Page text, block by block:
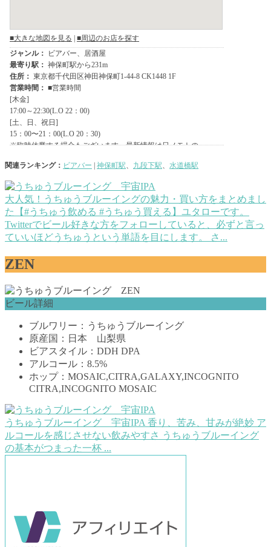
関連ランキング： ビアバー 神保町駅、 九段下駅、 水道橋駅
大人気！うちゅうブルーイングの魅力・買い方をまとめまし
た【#うちゅう飲める #うちゅう買える】 ユタローです。
Twitterでビール好きな方をフォローしていると、必ずと言っ
ていいほどうちゅうという単語を目にします。 さ...
ZEN
ビール詳細
ブルワリー：うちゅうブルーイング
原産国：日本 山梨県
ビアスタイル：DDH DPA
アルコール：8.5%
ホップ：MOSAIC,CITRA,GALAXY,INCOGNITO
CITRA,INCOGNITO MOSAIC
うちゅうブルーイング 宇宙IPA 香り、苦み、甘みが絶妙 ア
ルコールを感じさせない飲みやすさ うちゅうブルーイング
の基本がつまった一杯 ...